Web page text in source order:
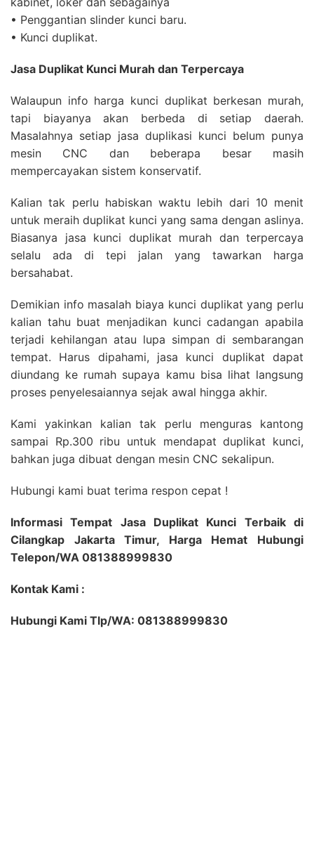
• Penggantian slinder kunci baru.
• Kunci duplikat.
Jasa Duplikat Kunci Murah dan Terpercaya
Walaupun info harga kunci duplikat berkesan murah,
tapi biayanya akan berbeda di setiap daerah.
Masalahnya setiap jasa duplikasi kunci belum punya
mesin CNC dan beberapa besar masih
mempercayakan sistem konservatif.
Kalian tak perlu habiskan waktu lebih dari 10 menit
untuk meraih duplikat kunci yang sama dengan aslinya.
Biasanya jasa kunci duplikat murah dan terpercaya
selalu ada di tepi jalan yang tawarkan harga
bersahabat.
Demikian info masalah biaya kunci duplikat yang perlu
kalian tahu buat menjadikan kunci cadangan apabila
terjadi kehilangan atau lupa simpan di sembarangan
tempat. Harus dipahami, jasa kunci duplikat dapat
diundang ke rumah supaya kamu bisa lihat langsung
proses penyelesaiannya sejak awal hingga akhir.
Kami yakinkan kalian tak perlu menguras kantong
sampai Rp.300 ribu untuk mendapat duplikat kunci,
bahkan juga dibuat dengan mesin CNC sekalipun.
Hubungi kami buat terima respon cepat !
Informasi Tempat Jasa Duplikat Kunci Terbaik di
Cilangkap Jakarta Timur, Harga Hemat Hubungi
Telepon/WA 081388999830
Kontak Kami :
Hubungi Kami Tlp/WA: 081388999830